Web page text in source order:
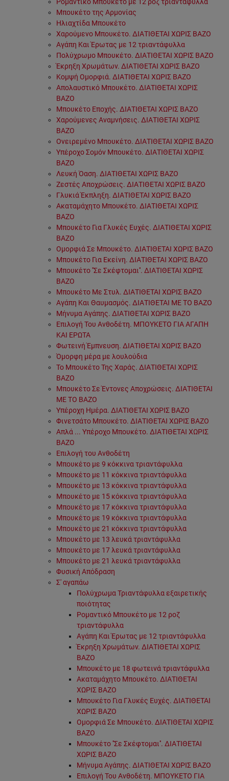
Ρομαντικό Μπουκέτο με 12 ροζ τριαντάφυλλα
Μπουκέτο της Αρμονίας
Ηλιαχτίδα Μπουκέτο
Χαρούμενο Μπουκέτο. ΔΙΑΤΙΘΕΤΑΙ ΧΩΡΙΣ ΒΑΖΟ
Αγάπη Και Έρωτας με 12 τριαντάφυλλα
Πολύχρωμο Μπουκέτο. ΔΙΑΤΙΘΕΤΑΙ ΧΩΡΙΣ ΒΑΖΟ
Έκρηξη Χρωμάτων. ΔΙΑΤΙΘΕΤΑΙ ΧΩΡΙΣ ΒΑΖΟ
Κομψή Ομορφιά. ΔΙΑΤΙΘΕΤΑΙ ΧΩΡΙΣ ΒΑΖΟ
Απολαυστικό Μπουκέτο. ΔΙΑΤΙΘΕΤΑΙ ΧΩΡΙΣ
ΒΑΖΟ
Μπουκέτο Εποχής. ΔΙΑΤΙΘΕΤΑΙ ΧΩΡΙΣ ΒΑΖΟ
Χαρούμενες Αναμνήσεις. ΔΙΑΤΙΘΕΤΑΙ ΧΩΡΙΣ
ΒΑΖΟ
Ονειρεμένο Μπουκέτο. ΔΙΑΤΙΘΕΤΑΙ ΧΩΡΙΣ ΒΑΖΟ
Υπέροχο Σομόν Μπουκέτο. ΔΙΑΤΙΘΕΤΑΙ ΧΩΡΙΣ
ΒΑΖΟ
Λευκή Όαση. ΔΙΑΤΙΘΕΤΑΙ ΧΩΡΙΣ ΒΑΖΟ
Ζεστές Αποχρώσεις. ΔΙΑΤΙΘΕΤΑΙ ΧΩΡΙΣ ΒΑΖΟ
Γλυκιά Έκπληξη. ΔΙΑΤΙΘΕΤΑΙ ΧΩΡΙΣ ΒΑΖΟ
Ακαταμάχητο Μπουκέτο. ΔΙΑΤΙΘΕΤΑΙ ΧΩΡΙΣ
ΒΑΖΟ
Μπουκέτο Για Γλυκές Ευχές. ΔΙΑΤΙΘΕΤΑΙ ΧΩΡΙΣ
ΒΑΖΟ
Ομορφιά Σε Μπουκέτο. ΔΙΑΤΙΘΕΤΑΙ ΧΩΡΙΣ ΒΑΖΟ
Μπουκέτο Για Εκείνη. ΔΙΑΤΙΘΕΤΑΙ ΧΩΡΙΣ ΒΑΖΟ
Μπουκέτο ''Σε Σκέφτομαι''. ΔΙΑΤΙΘΕΤΑΙ ΧΩΡΙΣ
ΒΑΖΟ
Μπουκέτο Με Στυλ. ΔΙΑΤΙΘΕΤΑΙ ΧΩΡΙΣ ΒΑΖΟ
Αγάπη Και Θαυμασμός. ΔΙΑΤΙΘΕΤΑΙ ΜΕ ΤΟ ΒΑΖΟ
Μήνυμα Αγάπης. ΔΙΑΤΙΘΕΤΑΙ ΧΩΡΙΣ ΒΑΖΟ
Επιλογή Του Ανθοδέτη. ΜΠΟΥΚΕΤΟ ΓΙΑ ΑΓΑΠΗ
ΚΑΙ ΕΡΩΤΑ
Φωτεινή Έμπνευση. ΔΙΑΤΙΘΕΤΑΙ ΧΩΡΙΣ ΒΑΖΟ
Όμορφη μέρα με λουλούδια
Το Μπουκέτο Της Χαράς. ΔΙΑΤΙΘΕΤΑΙ ΧΩΡΙΣ
ΒΑΖΟ
Μπουκέτο Σε Έντονες Αποχρώσεις. ΔΙΑΤΙΘΕΤΑΙ
ΜΕ ΤΟ ΒΑΖΟ
Υπέροχη Ημέρα. ΔΙΑΤΙΘΕΤΑΙ ΧΩΡΙΣ ΒΑΖΟ
Φινετσάτο Μπουκέτο. ΔΙΑΤΙΘΕΤΑΙ ΧΩΡΙΣ ΒΑΖΟ
Απλά ... Υπέροχο Μπουκέτο. ΔΙΑΤΙΘΕΤΑΙ ΧΩΡΙΣ
ΒΑΖΟ
Επιλογή του Ανθοδέτη
Μπουκέτο με 9 κόκκινα τριαντάφυλλα
Μπουκέτο με 11 κόκκινα τριαντάφυλλα
Μπουκέτο με 13 κόκκινα τριαντάφυλλα
Μπουκέτο με 15 κόκκινα τριαντάφυλλα
Μπουκέτο με 17 κόκκινα τριαντάφυλλα
Μπουκέτο με 19 κόκκινα τριαντάφυλλα
Μπουκέτο με 21 κόκκινα τριαντάφυλλα
Μπουκέτο με 13 λευκά τριαντάφυλλα
Μπουκέτο με 17 λευκά τριαντάφυλλα
Μπουκέτο με 21 λευκά τριαντάφυλλα
Φυσική Απόδραση
Σ' αγαπάω
Πολύχρωμα Τριαντάφυλλα εξαιρετικής
ποιότητας
Ρομαντικό Μπουκέτο με 12 ροζ
τριαντάφυλλα
Αγάπη Και Έρωτας με 12 τριαντάφυλλα
Έκρηξη Χρωμάτων. ΔΙΑΤΙΘΕΤΑΙ ΧΩΡΙΣ
ΒΑΖΟ
Μπουκέτο με 18 φωτεινά τριαντάφυλλα
Ακαταμάχητο Μπουκέτο. ΔΙΑΤΙΘΕΤΑΙ
ΧΩΡΙΣ ΒΑΖΟ
Μπουκέτο Για Γλυκές Ευχές. ΔΙΑΤΙΘΕΤΑΙ
ΧΩΡΙΣ ΒΑΖΟ
Ομορφιά Σε Μπουκέτο. ΔΙΑΤΙΘΕΤΑΙ ΧΩΡΙΣ
ΒΑΖΟ
Μπουκέτο ''Σε Σκέφτομαι''. ΔΙΑΤΙΘΕΤΑΙ
ΧΩΡΙΣ ΒΑΖΟ
Μήνυμα Αγάπης. ΔΙΑΤΙΘΕΤΑΙ ΧΩΡΙΣ ΒΑΖΟ
Επιλογή Του Ανθοδέτη. ΜΠΟΥΚΕΤΟ ΓΙΑ